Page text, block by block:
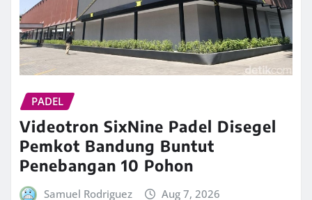
PADEL
Videotron SixNine Padel Disegel
Pemkot Bandung Buntut
Penebangan 10 Pohon
Samuel Rodriguez Aug 7, 2026